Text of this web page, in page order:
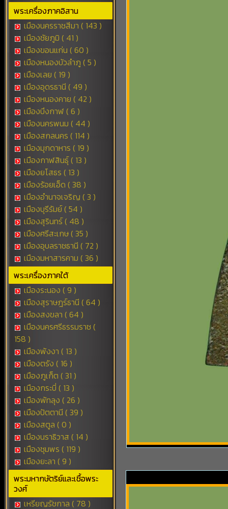
พระเครื่องภาคอิสาน
เมืองนครราชสีมา ( 143 )
เมืองชัยภูมิ ( 41 )
เมืองขอนแก่น ( 60 )
เมืองหนองบัวลำภู ( 5 )
เมืองเลย ( 19 )
เมืองอุดรธานี ( 49 )
เมืองหนองคาย ( 42 )
เมืองบึงกาฬ ( 6 )
เมืองนครพนม ( 44 )
เมืองสกลนคร ( 114 )
เมืองมุกดาหาร ( 19 )
เมืองกาฬสินธุ์ ( 13 )
เมืองยโสธร ( 13 )
เมืองร้อยเอ็ด ( 38 )
เมืองอำนาจเจริญ ( 3 )
เมืองบุรีรัมย์ ( 54 )
เมืองสุรินทร์ ( 48 )
เมืองศรีสะเกษ ( 35 )
เมืองอุบลราชธานี ( 72 )
เมืองมหาสารคาม ( 36 )
พระเครื่องภาคใต้
เมืองระนอง ( 9 )
เมืองสุราษฎร์ธานี ( 64 )
เมืองสงขลา ( 64 )
เมืองนครศรีธรรมราช (
158 )
เมืองพังงา ( 13 )
เมืองตรัง ( 16 )
เมืองภูเก็ต ( 31 )
เมืองกระบี่ ( 13 )
เมืองพัทลุง ( 26 )
เมืองปัตตานี ( 39 )
เมืองสตูล ( 0 )
เมืองนราธิวาส ( 14 )
เมืองชุมพร ( 119 )
เมืองยะลา ( 9 )
พระมหากษัตริย์และเชื้อพระ
วงศ์
เหรียญรัชกาล ( 78 )